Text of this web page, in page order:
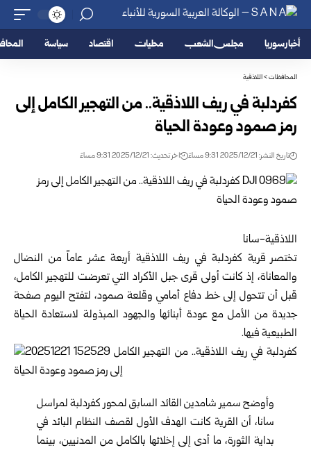
أخبار سوريا مجلس الشعب محليات اقتصاد سياسة
المحافظات>اللاذقية
كفردلبة في ريف اللاذقية.. من التهجير الكامل إلى
رمز صمود وعودة الحياة
تاريخ النشر: 2025/12/21 9:31 مساءً اخر تحديث: 2025/12/21 9:31 مساءً
اللاذقية-سانا
تختصر قرية كفردلبة في ريف اللاذقية أربعة عشر عاماً من النضال
والمعاناة، إذ كانت أولى قرى جبل الأكراد التي تعرضت للتهجير الكامل،
قبل أن تتحول إلى خط دفاع أمامي وقلعة صمود، لتفتح اليوم صفحة
جديدة من الأمل مع عودة أبنائها والجهود المبذولة لاستعادة الحياة
الطبيعية فيها.
وأوضح سمير شامدين القائد السابق لمحور كفردلبة لمراسل
سانا، أن القرية كانت الهدف الأول لقصف النظام البائد في
بداية الثورة، ما أدى إلى إخلائها بالكامل من المدنيين، بينما